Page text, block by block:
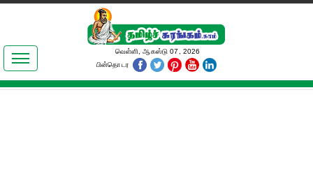
இலக்கியங்கள்
தமிழ் உலகம்
வெள்ளி, ஆகஸ்டு 07, 2026
பின்தொடர